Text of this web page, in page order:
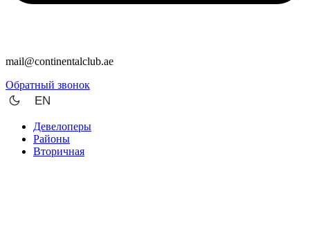
mail@continentalclub.ae
Обратный звонок
EN
Девелоперы
Районы
Вторичная